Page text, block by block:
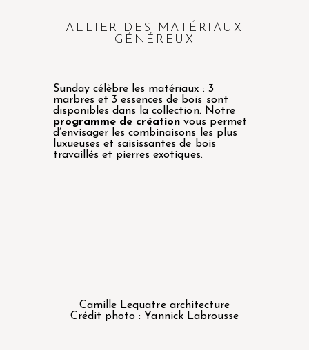
ALLIER DES MATÉRIAUX
GÉNÉREUX
Sunday célèbre les matériaux : 3
marbres et 3 essences de bois sont
disponibles dans la collection. Notre
programme de création vous permet
d’envisager les combinaisons les plus
luxueuses et saisissantes de bois
travaillés et pierres exotiques.
Camille Lequatre architecture
Crédit photo : Yannick Labrousse